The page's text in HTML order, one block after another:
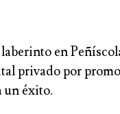
en
privado por
un éxito.